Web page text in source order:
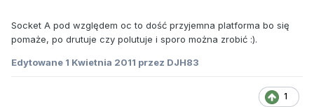
Socket A pod względem oc to dość przyjemna platforma bo się
pomaże, po drutuje czy polutuje i sporo można zrobić :).
Edytowane 1 Kwietnia 2011 przez DJH83
1